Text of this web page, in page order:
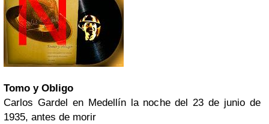
Tomo y Obligo
Carlos Gardel en Medellín la noche del 23 de junio de
1935, antes de morir